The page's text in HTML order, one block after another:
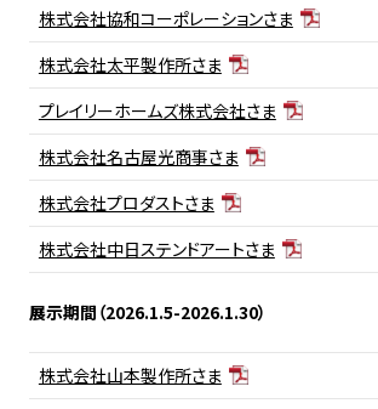
株式会社協和コーポレーションさま
株式会社太平製作所さま
プレイリーホームズ株式会社さま
株式会社名古屋光商事さま
株式会社プロダストさま
株式会社中日ステンドアートさま
展示期間（2026.1.5-2026.1.30）
株式会社山本製作所さま